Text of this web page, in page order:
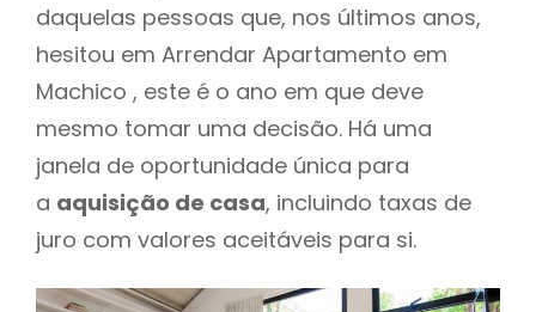
daquelas pessoas que, nos últimos anos,
hesitou em Arrendar Apartamento em
Machico , este é o ano em que deve
mesmo tomar uma decisão. Há uma
janela de oportunidade única para
a aquisição de casa, incluindo taxas de
juro com valores aceitáveis para si.